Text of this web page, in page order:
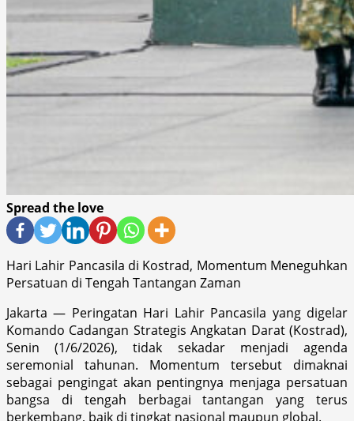
Spread the love
Hari Lahir Pancasila di Kostrad, Momentum Meneguhkan
Persatuan di Tengah Tantangan Zaman
Jakarta — Peringatan Hari Lahir Pancasila yang digelar
Komando Cadangan Strategis Angkatan Darat (Kostrad),
Senin (1/6/2026), tidak sekadar menjadi agenda
seremonial tahunan. Momentum tersebut dimaknai
sebagai pengingat akan pentingnya menjaga persatuan
bangsa di tengah berbagai tantangan yang terus
berkembang, baik di tingkat nasional maupun global.